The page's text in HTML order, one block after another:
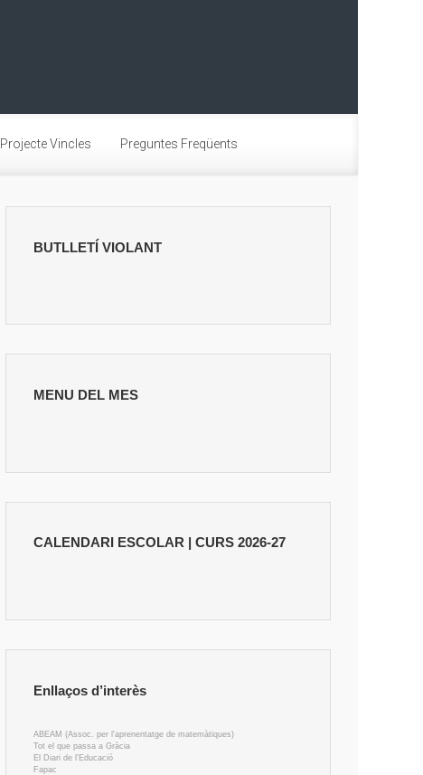
Projecte Vincles Preguntes Freqüents
BUTLLETÍ VIOLANT
MENU DEL MES
CALENDARI ESCOLAR | CURS 2026-27
Enllaços d’interès
ABEAM (Assoc. per l'aprenentatge de matemàtiques)
Tot el que passa a Gràcia
El Diari de l'Educació
Fapac